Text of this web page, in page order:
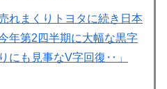
れまくりトヨタに続き日本
年第2四半期に大幅な黒字
にも見事なV字回復‥」